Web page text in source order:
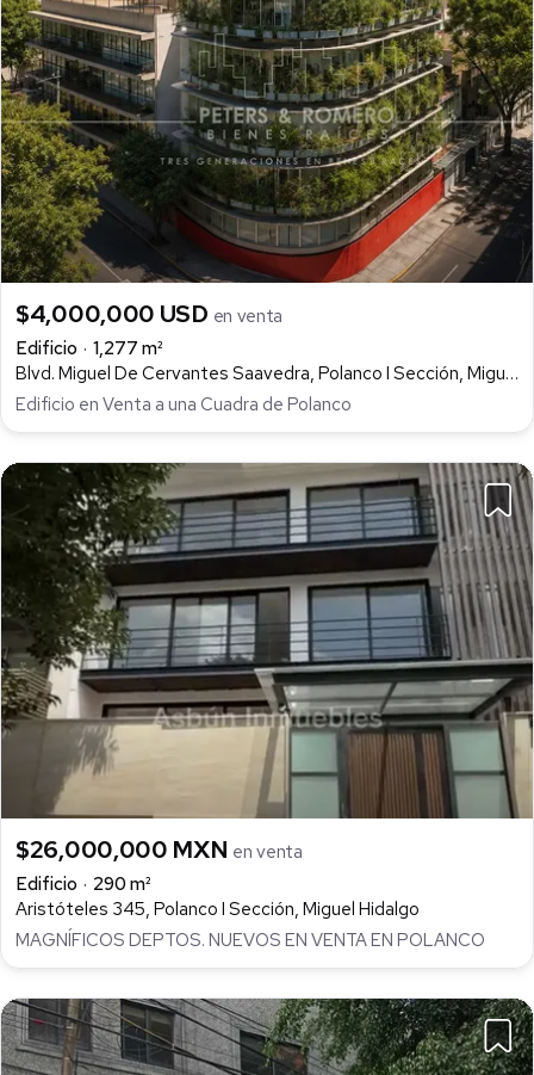
$4,000,000 USD en venta
Edificio
1,277 m²
Blvd. Miguel De Cervantes Saavedra, Polanco I Sección, Miguel Hidalgo
Edificio en Venta a una Cuadra de Polanco
$26,000,000 MXN en venta
Edificio
290 m²
Aristóteles 345, Polanco I Sección, Miguel Hidalgo
MAGNÍFICOS DEPTOS. NUEVOS EN VENTA EN POLANCO